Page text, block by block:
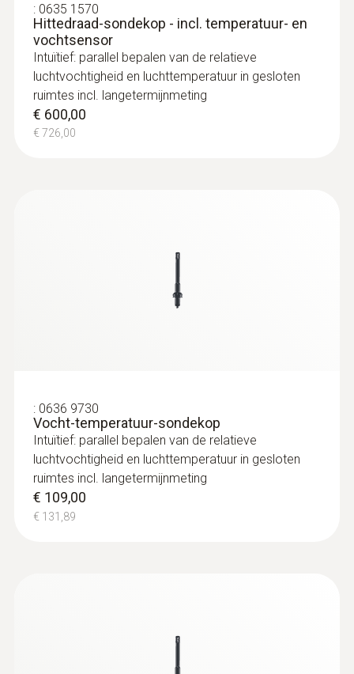
: 0635 1570
Hittedraad-sondekop - incl. temperatuur- en
vochtsensor
Intuïtief: parallel bepalen van de relatieve
luchtvochtigheid en luchttemperatuur in gesloten
ruimtes incl. langetermijnmeting
€ 600,00
€ 726,00
: 0636 9730
Vocht-temperatuur-sondekop
Intuïtief: parallel bepalen van de relatieve
luchtvochtigheid en luchttemperatuur in gesloten
ruimtes incl. langetermijnmeting
€ 109,00
€ 131,89